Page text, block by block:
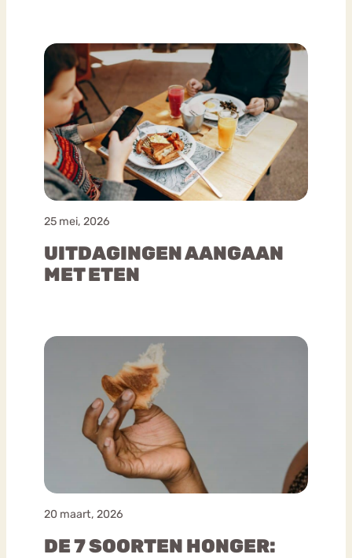
25 mei, 2026
UITDAGINGEN AANGAAN
MET ETEN
20 maart, 2026
DE 7 SOORTEN HONGER: